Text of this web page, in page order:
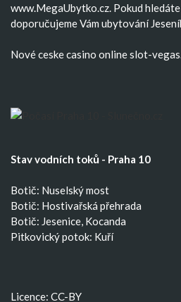
www.MegaUbytko.cz. Pokud
doporučujeme Vám ubytování
Nové ceske casino online slot-
Stav vodních toků - Praha 10
Botič: Nuselský most
Botič: Hostivařská přehrada
Botič: Jesenice, Kocanda
Pitkovický potok: Kuří
Licence: CC-BY